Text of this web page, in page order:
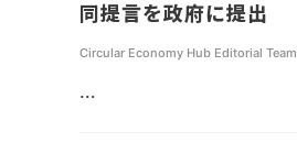
同提言を政府に提出
Circular Economy Hub Editorial Team
...